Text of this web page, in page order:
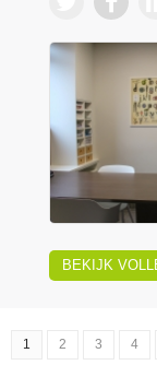
BEKIJK
1 2 3 4